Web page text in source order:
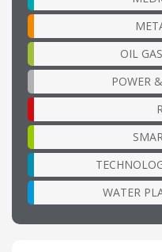
OIL
POWER
WATER